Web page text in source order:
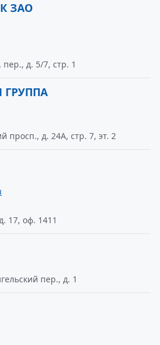
ЗАО
д. 5/7, стр. 1
ГРУППА
просп., д. 24А, стр. 7, эт. 2
17, оф. 1411
пер., д. 1